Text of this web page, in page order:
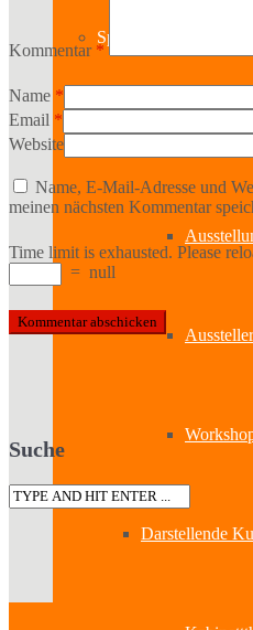
Sparten
Bildende Kunst
Aussteller
Darstellende
Kommentar *
Name *
Email *
Website
Name, E-Mail-Adresse und
meinen nächsten Kommentar
Time limit is exhausted. Please
= null
Suche